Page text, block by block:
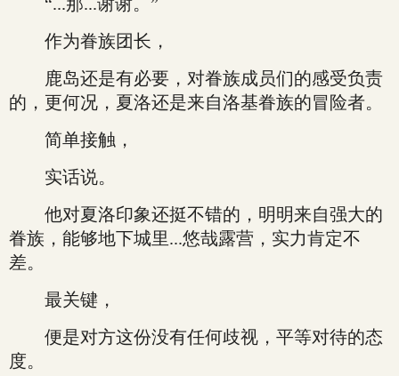
作为眷族团长，
鹿岛还是有必要，对眷族成员们的感受负责
的，更何况，夏洛还是来自洛基眷族的冒险者。
简单接触，
实话说。
他对夏洛印象还挺不错的，明明来自强大的
眷族，能够地下城里...悠哉露营，实力肯定不
差。
最关键，
便是对方这份没有任何歧视，平等对待的态
度。